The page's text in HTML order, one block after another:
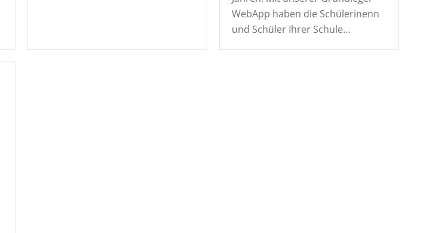
WebApp haben die Schülerinenn
und Schüler Ihrer Schule…